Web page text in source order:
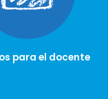
para el docente